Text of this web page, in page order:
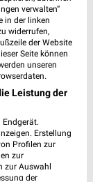
verwalten“
in der linken
widerrufen,
der Website
Seite können
unseren
Leistung der
Erstellung
Profilen zur
zur
zur Auswahl
der